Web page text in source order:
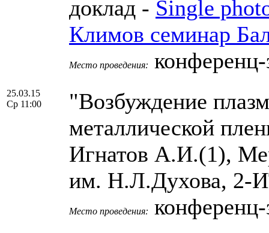
доклад - Single
Климов семинар
Место проведения:
25.03.15
Ср 11:00
"Возбуждение
металлической
Игнатов А.И.(1),
им. Н.Л.Духова, 2-
Место проведения: